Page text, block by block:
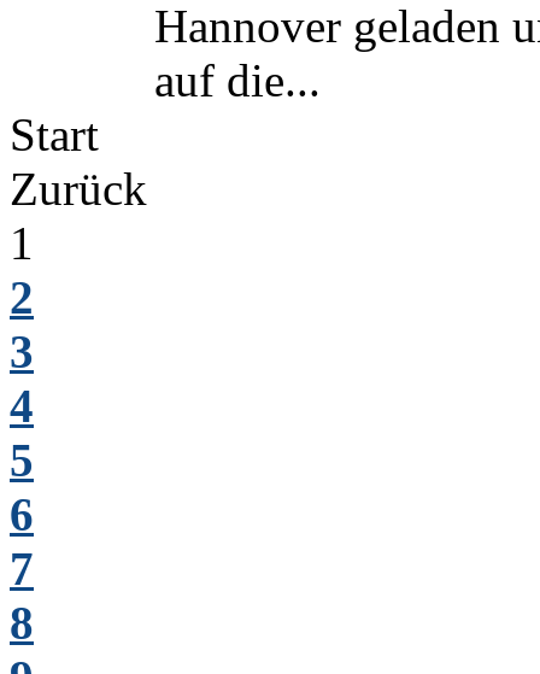
Hannover geladen
auf die...
Start
Zurück
1
2
3
4
5
6
7
8